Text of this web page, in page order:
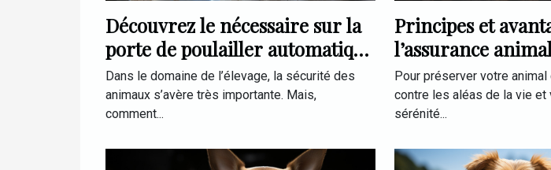
Découvrez le nécessaire sur la
porte de poulailler automatique
CHICKEN DOOR
Dans le domaine de l’élevage, la sécurité des
animaux s’avère très importante. Mais,
comment...
Principes et
l’assurance
Pour préserver votre
contre les aléas de la vie et
sérénité...